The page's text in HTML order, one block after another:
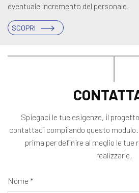
eventuale incremento del personale.
SCOPRI
Spiegaci le tue esigenze, il
contattaci compilando questo
prima per definire al meglio le
realizzarle.
Nome *